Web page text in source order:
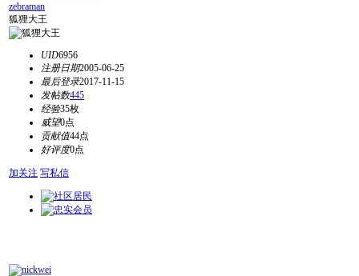
zebraman
狐狸大王
UID6956
注册日期2005-06-25
最后登录2017-11-15
发帖数445
经验35枚
威望0点
贡献值44点
好评度0点
加关注 写私信